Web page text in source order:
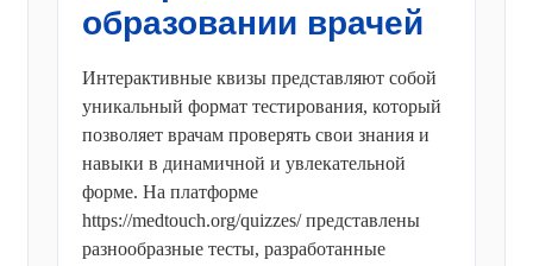
образовании врачей
Интерактивные квизы представляют собой
уникальный формат тестирования, который
позволяет врачам проверять свои знания и
навыки в динамичной и увлекательной
форме. На платформе
https://medtouch.org/quizzes/ представлены
разнообразные тесты, разработанные